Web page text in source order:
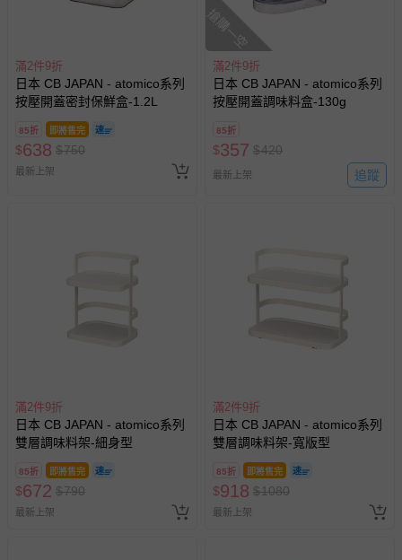
滿2件9折
日本 CB JAPAN - atomico系列
按壓開蓋密封保鮮盒-1.2L
85折 即將售完
$638 $750
最新上架
搶購一空
滿2件9折
日本 CB JAPAN - atomico系列
按壓開蓋調味料盒-130g
85折
$357 $420
最新上架 追蹤
滿2件9折
日本 CB JAPAN - atomico系列
雙層調味料架-細身型
85折 即將售完
$672 $790
最新上架
滿2件9折
日本 CB JAPAN - atomico系列
雙層調味料架-寬版型
85折 即將售完
$918 $1080
最新上架